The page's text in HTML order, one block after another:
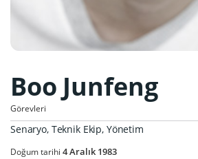
Boo Junfeng
Görevleri
Senaryo, Teknik Ekip, Yönetim
Doğum tarihi 4Aralık 1983